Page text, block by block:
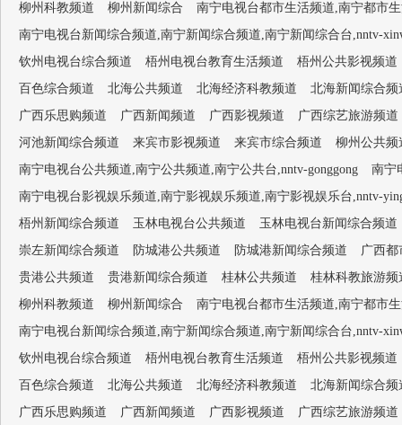
柳州科教频道
柳州新闻综合
南宁电视台都市生活频道,南宁都市
南宁电视台新闻综合频道,南宁新闻综合频道,南宁新闻综合台,nntv-
钦州电视台综合频道
梧州电视台教育生活频道
梧州公共影视频道
百色综合频道
北海公共频道 北海经济科教频道
北海新闻综合频
广西乐思购频道
广西新闻频道 广西影视频道
广西综艺旅游频道
河池新闻综合频道
来宾市影视频道 来宾市综合频道
柳州公共频
南宁电视台公共频道,南宁公共频道,南宁公共台,nntv-gonggong
南宁
南宁电视台影视娱乐频道,南宁影视娱乐频道,南宁影视娱乐台,nntv-
梧州新闻综合频道
玉林电视台公共频道
玉林电视台新闻综合频道
崇左新闻综合频道
防城港公共频道 防城港新闻综合频道
广西都
贵港公共频道
贵港新闻综合频道 桂林公共频道
桂林科教旅游频
柳州科教频道
柳州新闻综合
南宁电视台都市生活频道,南宁都市
南宁电视台新闻综合频道,南宁新闻综合频道,南宁新闻综合台,nntv-
钦州电视台综合频道
梧州电视台教育生活频道
梧州公共影视频道
百色综合频道
北海公共频道 北海经济科教频道
北海新闻综合频
广西乐思购频道
广西新闻频道 广西影视频道 广西综艺旅游频道